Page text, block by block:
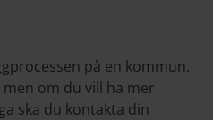
på en kommun.
om du vill ha mer
ska du kontakta din